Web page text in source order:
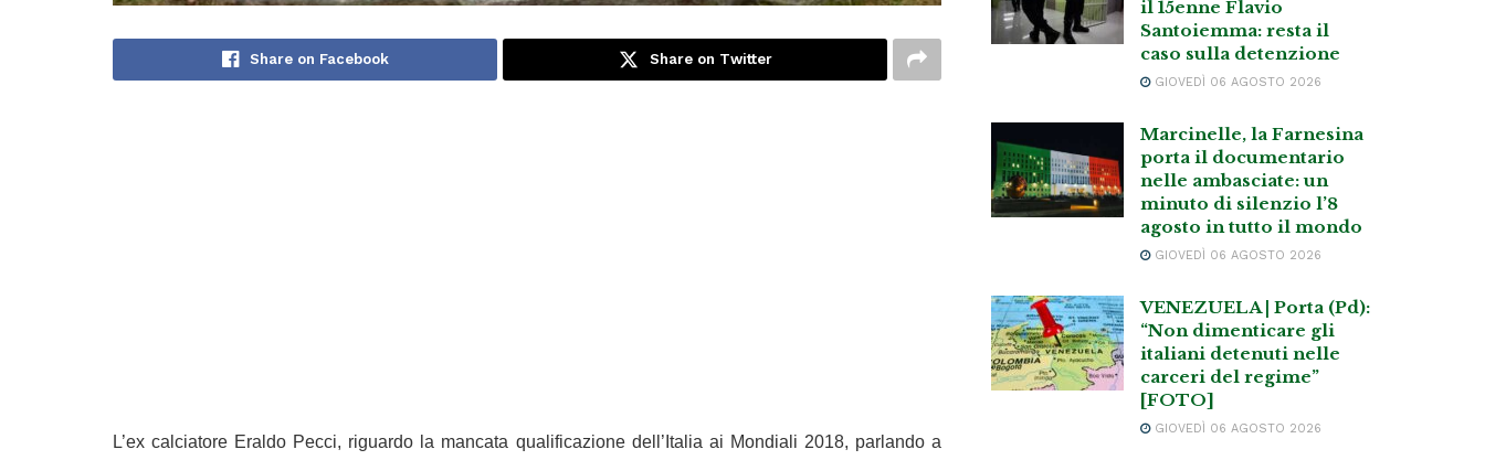
Share on Facebook Share on Twitter
L’ex calciatore Eraldo Pecci, riguardo la mancata qualificazione dell’Italia ai Mondiali 2018, parlando a
il 15enne Flavio
Santoiemma: resta il
caso sulla detenzione
GIOVEDÌ 06 AGOSTO 2026
Marcinelle, la Farnesina
porta il documentario
nelle ambasciate: un
minuto di silenzio l’8
agosto in tutto il mondo
GIOVEDÌ 06 AGOSTO 2026
VENEZUELA | Porta (Pd):
“Non dimenticare gli
italiani detenuti nelle
carceri del regime”
[FOTO]
GIOVEDÌ 06 AGOSTO 2026